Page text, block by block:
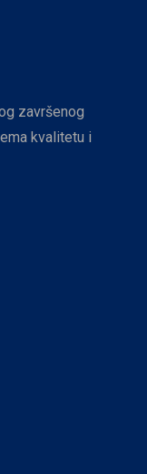
završenog
kvalitetu i